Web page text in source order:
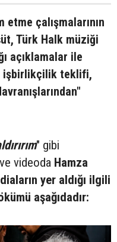
çalışmalarının
Türk Halk müziği
açıklamalar ile
işbirlikçilik teklifi,
" gibi
videoda Hamza
yer aldığı ilgili
aşağıdadır: